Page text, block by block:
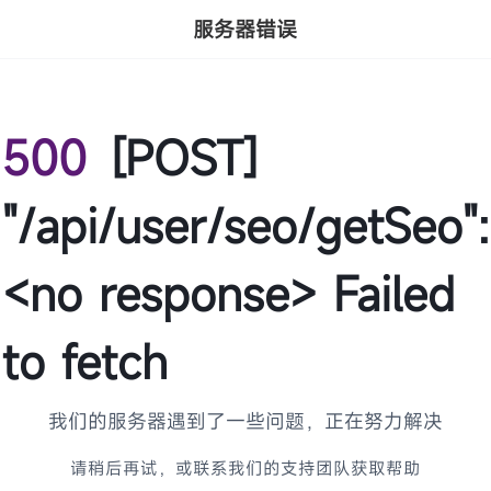
服务器错误
500 [POST]
"/api/user/seo/getSeo":
<no response> Failed
to fetch
我们的服务器遇到了一些问题，正在努力解决
请稍后再试，或联系我们的支持团队获取帮助